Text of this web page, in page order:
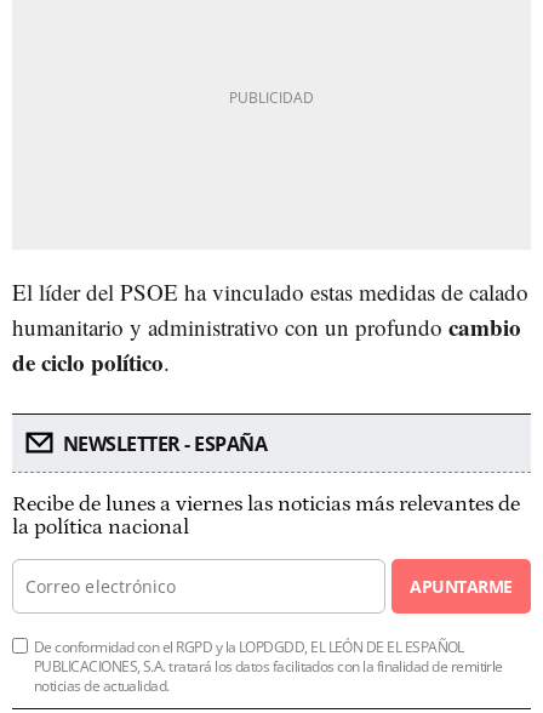
El líder del PSOE ha vinculado estas medidas de calado
humanitario y administrativo con un profundo cambio
de ciclo político.
NEWSLETTER - ESPAÑA
Recibe de lunes a viernes las noticias más relevantes de
la política nacional
APUNTARME
De conformidad con el RGPD y la LOPDGDD, EL LEÓN DE EL ESPAÑOL
PUBLICACIONES, S.A. tratará los datos facilitados con la finalidad de remitirle
noticias de actualidad.